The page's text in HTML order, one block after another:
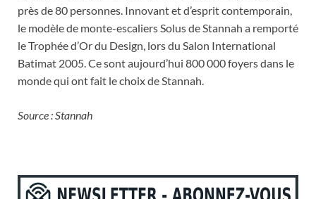
près de 80 personnes. Innovant et d’esprit contemporain,
le modèle de monte-escaliers Solus de Stannah a remporté
le Trophée d’Or du Design, lors du Salon International
Batimat 2005. Ce sont aujourd’hui 800 000 foyers dans le
monde qui ont fait le choix de Stannah.
Source : Stannah